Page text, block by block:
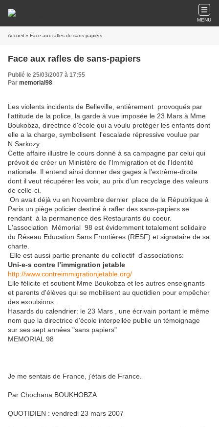
MENU
Accueil » Face aux rafles de sans-papiers
Face aux rafles de sans-papiers
Publié le 25/03/2007 à 17:55
Par memorial98
Les violents incidents de Belleville, entièrement provoqués par
l'attitude de la police, la garde à vue imposée le 23 Mars à Mme
Boukobza, directrice d'école qui a voulu protéger les enfants dont
elle a la charge, symbolisent l'escalade répressive voulue par
N.Sarkozy.
Cette affaire illustre le cours donné à sa campagne par celui qui
prévoit de créer un Ministère de l'Immigration et de l'Identité
nationale. Il entend ainsi donner des gages à l'extrême-droite
dont il veut récupérer les voix, au prix d'un recyclage des valeurs
de celle-ci.
On avait déjà vu en Novembre dernier place de la République à
Paris un piège policier destiné à rafler des sans-papiers se
rendant à la permanence des Restaurants du coeur.
L'association Mémorial 98 est évidemment totalement solidaire
du Réseau Education Sans Frontières (RESF) et signataire de sa
charte.
Elle est aussi partie prenante du collectif d'associations:
Uni-e-s contre l’immigration jetable
http://www.contreimmigrationjetable.org/
Elle félicite et soutient Mme Boukobza et les autres enseignants
et parents d'élèves qui se mobilisent au quotidien pour empêcher
des exoulsions.
Hasards du calendrier: le 23 Mars , une écrivain portant le même
nom que la directrice d'école interpellée publie un témoignage
sur ses sept années "sans papiers"
MEMORIAL 98
Je me sentais de France, j’étais de France.
Par Chochana BOUKHOBZA
QUOTIDIEN : vendredi 23 mars 2007